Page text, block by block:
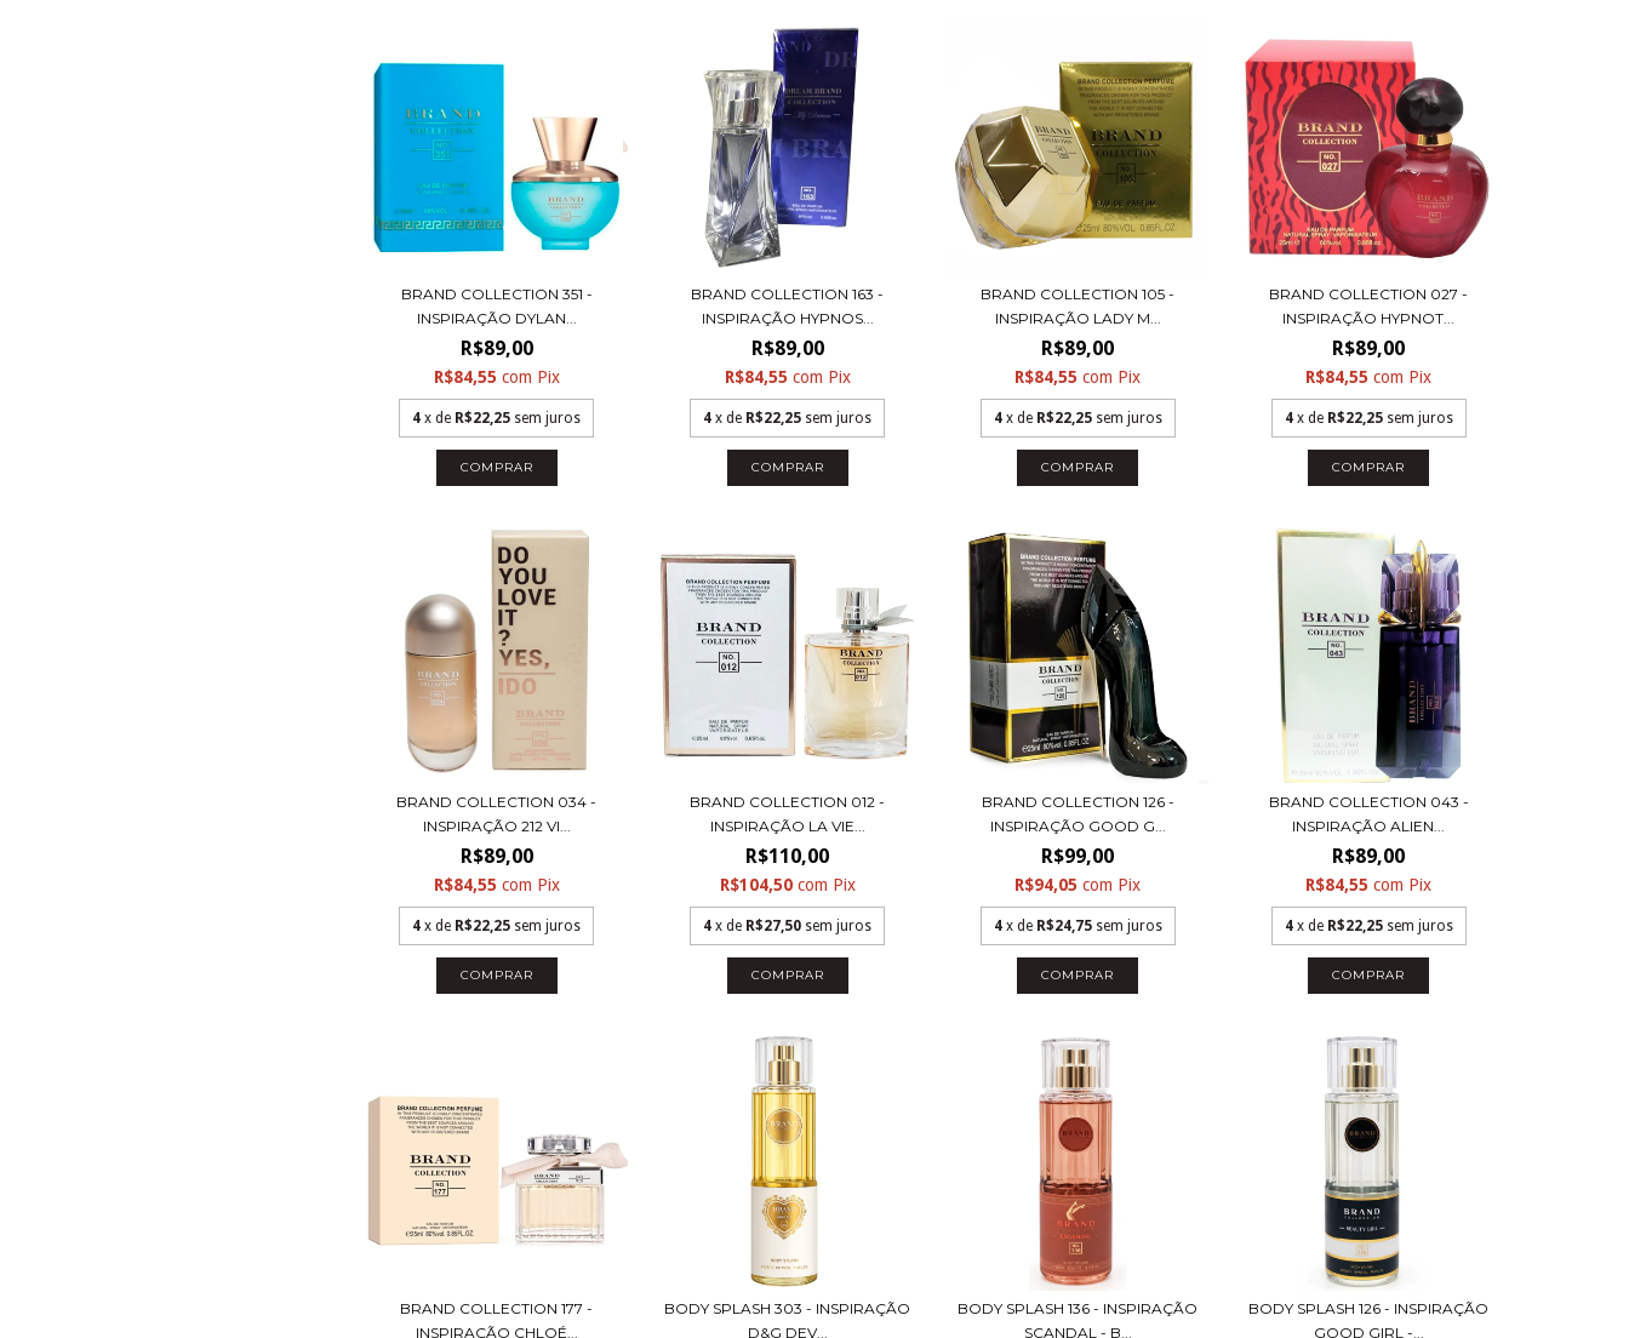
BRAND COLLECTION 351 -
INSPIRAÇÃO DYLAN...
R$89,00
R$84,55 com Pix
4 x de R$22,25 sem juros
COMPRAR
BRAND COLLECTION 163 -
INSPIRAÇÃO HYPNOS...
R$89,00
R$84,55 com Pix
4 x de R$22,25 sem juros
COMPRAR
BRAND COLLECTION 105 -
INSPIRAÇÃO LADY M...
R$89,00
R$84,55com Pix
4 x de R$22,25 sem juros
COMPRAR
BRAND COLLECTION 027 -
INSPIRAÇÃO HYPNOT...
R$89,00
R$84,55com Pix
4 x de R$22,25 sem juros
COMPRAR
BRAND COLLECTION 034 -
INSPIRAÇÃO 212 VI...
R$89,00
R$84,55 com Pix
4 x de R$22,25 sem juros
COMPRAR
BRAND COLLECTION 012 -
INSPIRAÇÃO LA VIE...
R$110,00
R$104,50 com Pix
4 x de R$27,50 sem juros
COMPRAR
BRAND COLLECTION 126 -
INSPIRAÇÃO GOOD G...
R$99,00
R$94,05com Pix
4 x de R$24,75 sem juros
COMPRAR
BRAND COLLECTION 043 -
INSPIRAÇÃO ALIEN...
R$89,00
R$84,55com Pix
4 x de R$22,25 sem juros
COMPRAR
BRAND COLLECTION 177 -
INSPIRAÇÃO CHLOÉ...
BODY SPLASH 303 - INSPIRAÇÃO
D&G DEV...
BODY SPLASH 136 - INSPIRAÇÃO
SCANDAL - B...
BODY SPLASH 126 - INSPIRAÇÃO
GOOD GIRL -...